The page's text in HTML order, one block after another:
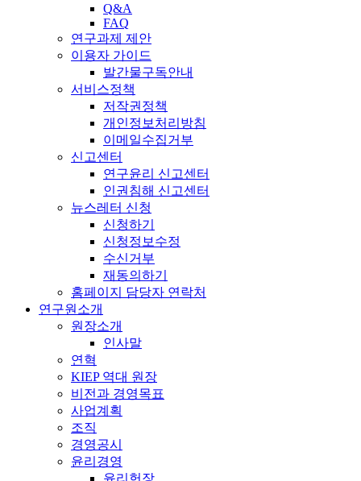
Q&A
FAQ
연구과제 제안
이용자 가이드
발간물구독안내
서비스정책
저작권정책
개인정보처리방침
이메일수집거부
신고센터
연구윤리 신고센터
인권침해 신고센터
뉴스레터 신청
신청하기
신청정보수정
수신거부
재동의하기
홈페이지 담당자 연락처
연구원소개
원장소개
인사말
연혁
KIEP 역대 원장
비전과 경영목표
사업계획
조직
경영공시
윤리경영
윤리헌장